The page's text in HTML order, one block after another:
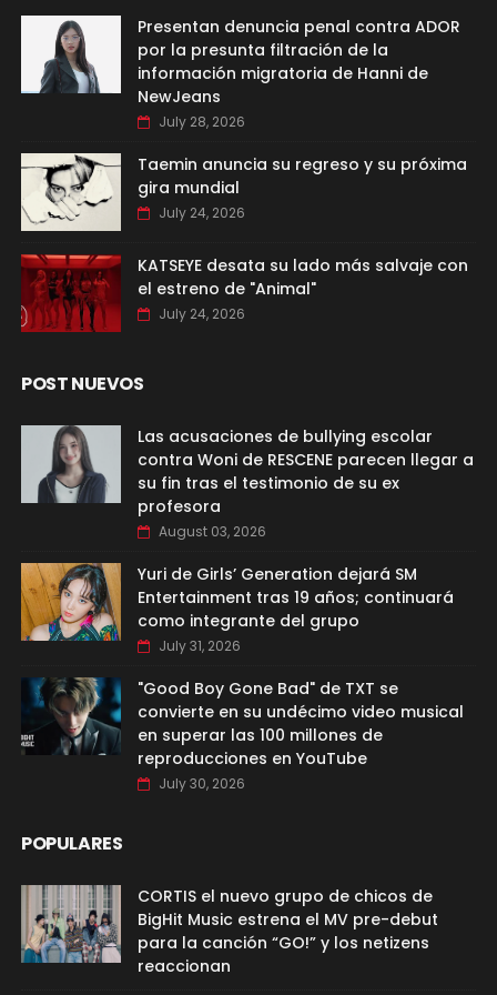
Presentan denuncia penal contra ADOR
por la presunta filtración de la
información migratoria de Hanni de
NewJeans
July 28, 2026
Taemin anuncia su regreso y su próxima
gira mundial
July 24, 2026
KATSEYE desata su lado más salvaje con
el estreno de "Animal"
July 24, 2026
POST NUEVOS
Las acusaciones de bullying escolar
contra Woni de RESCENE parecen llegar a
su fin tras el testimonio de su ex
profesora
August 03, 2026
Yuri de Girls’ Generation dejará SM
Entertainment tras 19 años; continuará
como integrante del grupo
July 31, 2026
"Good Boy Gone Bad" de TXT se
convierte en su undécimo video musical
en superar las 100 millones de
reproducciones en YouTube
July 30, 2026
POPULARES
CORTIS el nuevo grupo de chicos de
BigHit Music estrena el MV pre-debut
para la canción “GO!” y los netizens
reaccionan